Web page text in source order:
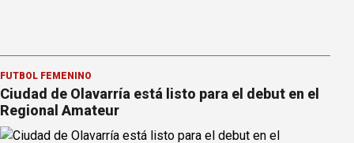
FÚTBOL FEMENINO
Ciudad de Olavarría está listo para el debut en el
Regional Amateur